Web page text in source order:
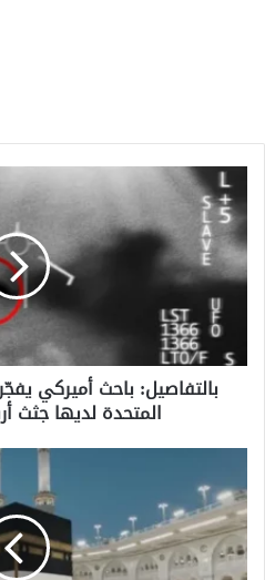
بالتفاصيل:
باحث
أميركي
يفجّر
مفاجأة
مدوية:
الولايات
المتحدة
لديها
جثث
فضائية
بالتفاصيل: باحث أميركي
المتحدة لديها جثث
الخميس
المقبل..
مكة
المكرمة
تشهد